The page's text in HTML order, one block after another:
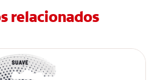
relacionados